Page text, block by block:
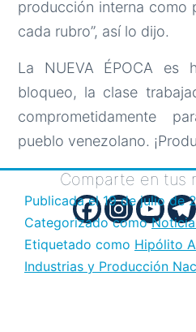
producción interna como
cada rubro”, así lo dijo.
La NUEVA ÉPOCA
bloqueo, la clase
comprometidamente
pueblo venezolano.
Comparte en tus
Publicada el 19 de julio de
Categorizado como
Etiquetado como Hipólito
Industrias y Producción